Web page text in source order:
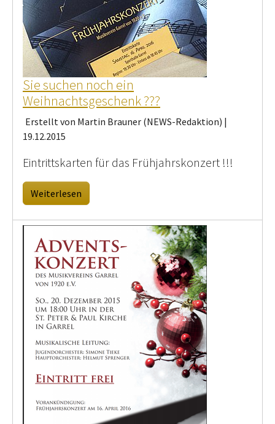
Sie suchen noch ein
Weihnachtsgeschenk ???
Erstellt von Martin Brauner (NEWS-Redaktion) |
19.12.2015
Eintrittskarten für das Frühjahrskonzert !!!
Weiterlesen